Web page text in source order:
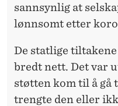
sannsynlig at
lønnsomt etter
De statlige
bredt nett. Det var
støtten kom til å
trengte den eller